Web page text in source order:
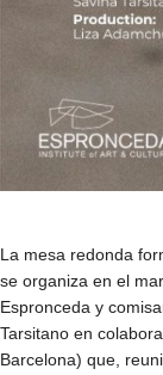
La mesa redonda
se organiza en el
Espronceda y
Tarsitano en
Barcelona) que,